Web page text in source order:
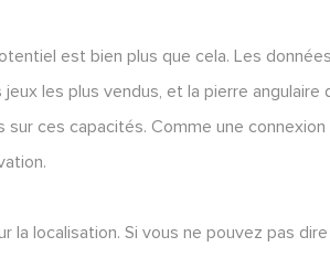
est bien plus que cela. Les
les plus vendus, et la pierre angulaire
ces capacités. Comme une connexion
la localisation. Si vous ne pouvez pas